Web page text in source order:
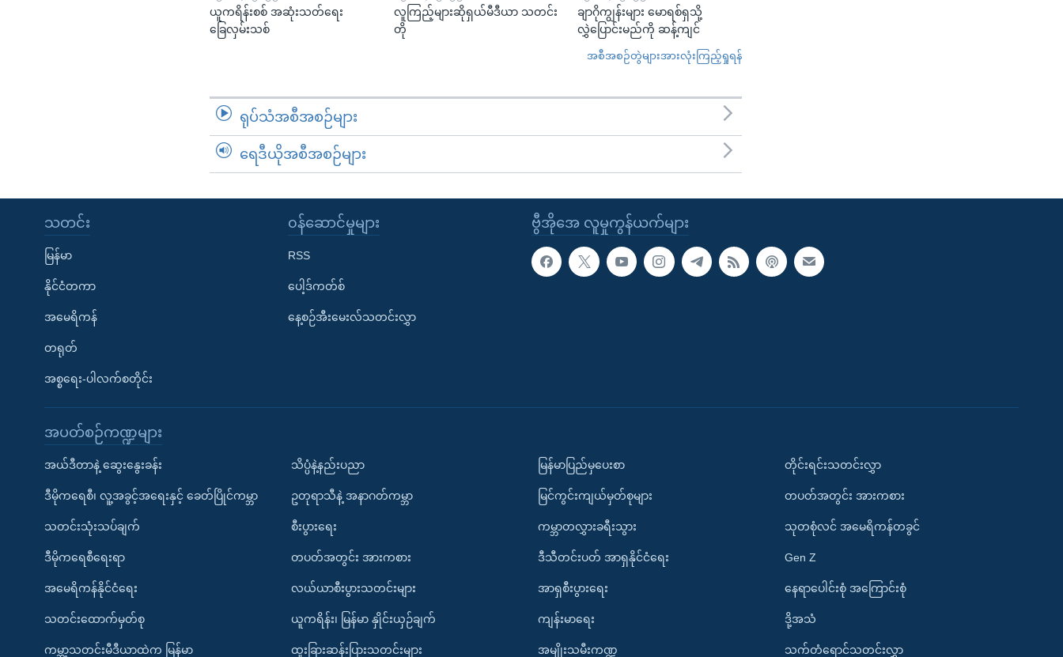
ယူကရိန်းစစ် အဆုံးသတ်ရေး
ခြေလှမ်းသစ်
လူကြည့်များဆိုရှယ်မီဒီယာ သတင်း
တို
ချာဂိုကျွန်းများ မောရစ်ရှသို့
လွှဲပြောင်းမည်ကို ဆန့်ကျင်
အစီအစဉ်တွဲများအားလုံးကြည့်ရှုရန်
ရုပ်သံအစီအစဉ်များ
ရေဒီယိုအစီအစဉ်များ
ဗွီအိုအေ လူမှုကွန်ယက်များ
သတင်း
မြန်မာ
နိုင်ငံတကာ
အမေရိကန်
တရုတ်
အစ္စရေး-ပါလက်စတိုင်း
၀န်ဆောင်မှုများ
RSS
ပေါ့ဒ်ကတ်စ်
နေ့စဉ်အီးမေးလ်သတင်းလွှာ
အပတ်စဉ်ကဏ္ဍများ
အယ်ဒီတာနဲ့ ဆွေးနွေးခန်း
ဒီမိုကရေစီ၊ လူ့အခွင့်အရေးနှင့် ခေတ်ပြိုင်ကမ္ဘာ
သတင်းသုံးသပ်ချက်
ဒီမိုကရေစီရေးရာ
အမေရိကန်နိုင်ငံရေး
သတင်းထောက်မှတ်စု
ကမ္ဘာ့သတင်းမီဒီယာထဲက မြန်မာ
သိပ္ပံနဲ့နည်းပညာ
ဥတုရာသီနဲ့ အနာဂတ်ကမ္ဘာ
စီးပွားရေး
တပတ်အတွင်း အားကစား
လယ်ယာစီးပွားသတင်းများ
ယူကရိန်း၊ မြန်မာ နှိုင်းယှဉ်ချက်
ထူးခြားဆန်းပြားသတင်းများ
မြန်မာပြည်မှပေးစာ
မြင်ကွင်းကျယ်မှတ်စုများ
ကမ္ဘာတလွှားခရီးသွား
ဒီသီတင်းပတ် အာရှနိုင်ငံရေး
အာရှစီးပွားရေး
ကျန်းမာရေး
အမျိုးသမီးကဏ္ဍ
တိုင်းရင်းသတင်းလွှာ
တပတ်အတွင်း အားကစား
သုတစုံလင် အမေရိကန်တခွင်
Gen Z
နေရာပေါင်းစုံ အကြောင်းစုံ
ဒို့အသံ
သက်တံရောင်သတင်းလွှာ